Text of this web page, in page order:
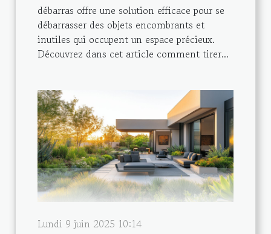
débarras offre une solution efficace pour se
débarrasser des objets encombrants et
inutiles qui occupent un espace précieux.
Découvrez dans cet article comment tirer...
Lundi 9 juin 2025 10:14